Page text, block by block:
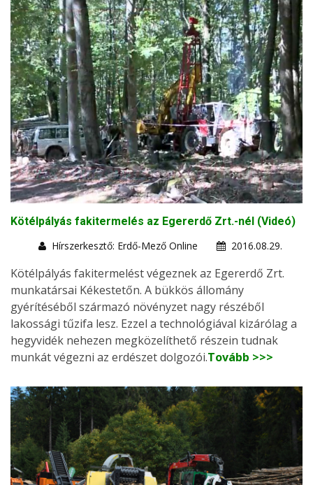
Kötélpályás fakitermelés az Egererdő Zrt.-nél (Videó)
Hírszerkesztő: Erdő-Mező Online
2016.08.29.
Kötélpályás fakitermelést végeznek az Egererdő Zrt.
munkatársai Kékestetőn. A bükkös állomány
gyérítéséből származó növényzet nagy részéből
lakossági tűzifa lesz. Ezzel a technológiával kizárólag a
hegyvidék nehezen megközelíthető részein tudnak
munkát végezni az erdészet dolgozói.Tovább >>>